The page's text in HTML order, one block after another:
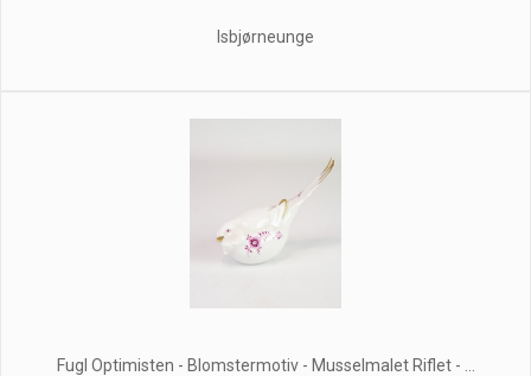
Isbjørneunge
Fugl Optimisten - Blomstermotiv - Musselmalet Riflet - ...